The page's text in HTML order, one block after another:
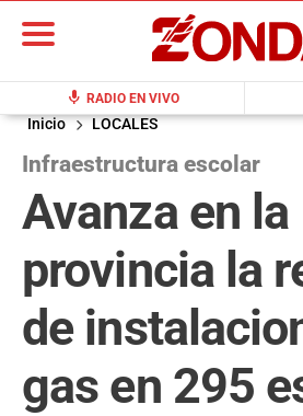
mic RADIO EN VIVO
Inicio LOCALES
Infraestructura escolar
Avanza en la
provincia la
de
gas en 295